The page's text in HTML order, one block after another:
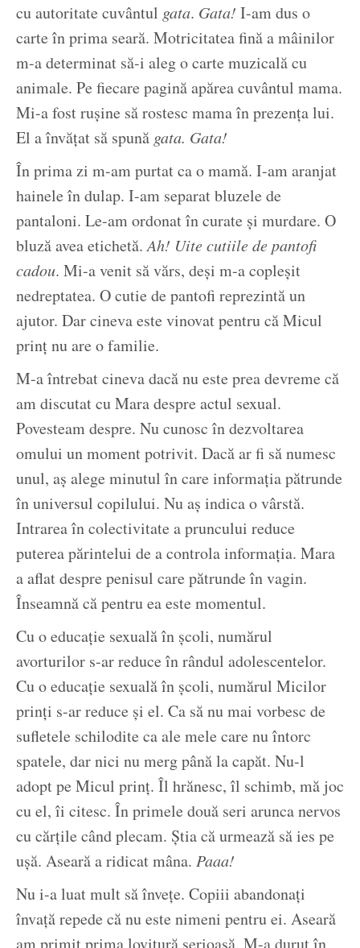
cu autoritate cuvântul gata. Gata! I-am dus o
carte în prima seară. Motricitatea fină a mâinilor
m-a determinat să-i aleg o carte muzicală cu
animale. Pe fiecare pagină apărea cuvântul mama.
Mi-a fost rușine să rostesc mama în prezența lui.
El a învățat să spună gata. Gata!
În prima zi m-am purtat ca o mamă. I-am aranjat
hainele în dulap. I-am separat bluzele de
pantaloni. Le-am ordonat în curate și murdare. O
bluză avea etichetă.Ah! Uite cutiile de pantofi
cadou. Mi-a venit să vărs, deși m-a copleșit
nedreptatea. O cutie de pantofi reprezintă un
ajutor. Dar cineva este vinovat pentru că Micul
prinț nu are o familie.
M-a întrebat cineva dacă nu este prea devreme că
am discutat cu Mara despre actul sexual.
Povesteam despre. Nu cunosc în dezvoltarea
omului un moment potrivit. Dacă ar fi să numesc
unul, aș alege minutul în care informația pătrunde
în universul copilului. Nu aș indica o vârstă.
Intrarea în colectivitate a pruncului reduce
puterea părintelui de a controla informația. Mara
a aflat despre penisul care pătrunde în vagin.
Înseamnă că pentru ea este momentul.
Cu o educație sexuală în școli, numărul
avorturilor s-ar reduce în rândul adolescentelor.
Cu o educație sexuală în școli, numărul Micilor
prinți s-ar reduce și el. Ca să nu mai vorbesc de
sufletele schilodite ca ale mele care nu întorc
spatele, dar nici nu merg până la capăt. Nu-l
adopt pe Micul prinț. Îl hrănesc, îl schimb, mă joc
cu el, îi citesc. În primele două seri arunca nervos
cu cărțile când plecam. Știa că urmează să ies pe
ușă. Aseară a ridicat mâna. Paaa!
Nu i-a luat mult să învețe. Copiii abandonați
învață repede că nu este nimeni pentru ei. Aseară